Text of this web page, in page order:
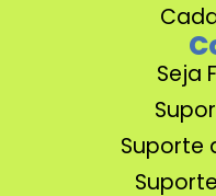
Seja
Suporte